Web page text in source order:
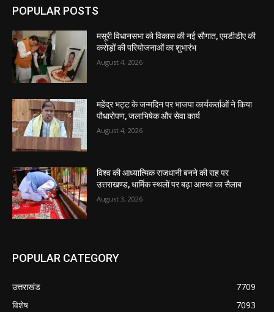
POPULAR POSTS
मसूरी विधानसभा को विकास की नई सौगात, एमडीडीए की
करोड़ों की परियोजनाओं का शुभारंभ
August 4, 2026
महेंद्र भट्ट के जन्मदिन पर भाजपा कार्यकर्ताओं ने किया
पौधारोपण, जलाभिषेक और सेवा कार्य
August 4, 2026
विश्व की आध्यात्मिक राजधानी बनने की राह पर
उत्तराखण्ड, धार्मिक स्थलों पर बढ़ा आस्था का सैलाब
August 3, 2026
POPULAR CATEGORY
उत्तराखंड
7709
विशेष
7093